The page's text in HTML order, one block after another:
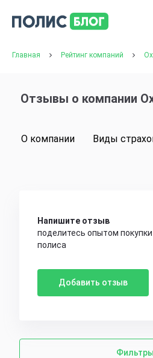
Главная Рейтинг компаний
Отзывы о компании
О компании Виды
Напишите отзыв
поделитесь опытом
полиса
Добавить отзыв
Фильтры